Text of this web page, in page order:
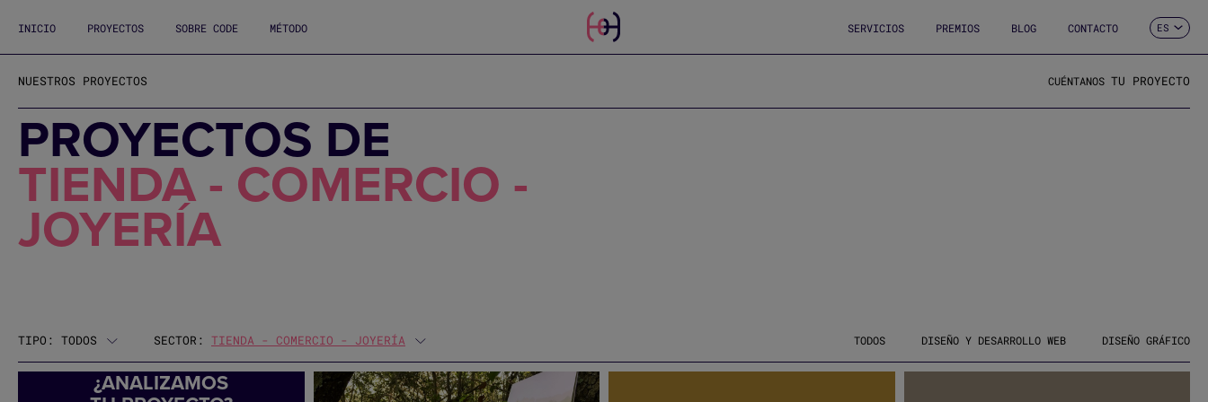
INICIO PROYECTOS SOBRE CODE MÉTODO SERVICIOS PREMIOS BLOG CONTACTO
ES
FR
IT
NUESTROS PROYECTOS CUÉNTANOS TU PROYECTO
PROYECTOS DE
TIENDA - COMERCIO -
JOYERÍA
TIPO: TODOS SECTOR: TIENDA - COMERCIO - JOYERÍA TODOS DISEÑO Y DESARROLLO WEB DISEÑO GRÁFICO
¿ANALIZAMOS